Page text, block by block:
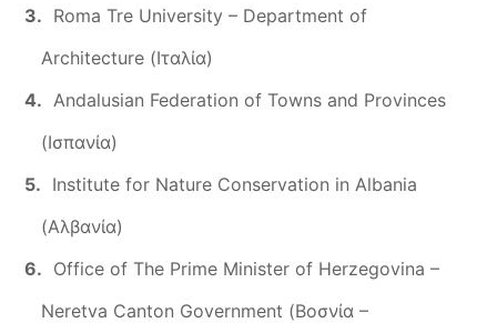
Roma Tre University – Department of
Architecture (Ιταλία)
Andalusian Federation of Towns and Provinces
(Ισπανία)
Institute for Nature Conservation in Albania
(Αλβανία)
Office of The Prime Minister of Herzegovina –
Neretva Canton Government (Βοσνία –